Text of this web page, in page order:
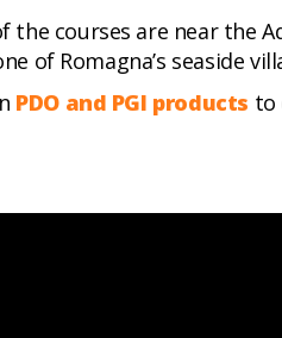
the courses are near the
of Romagna’s seaside
PDO and PGI products to